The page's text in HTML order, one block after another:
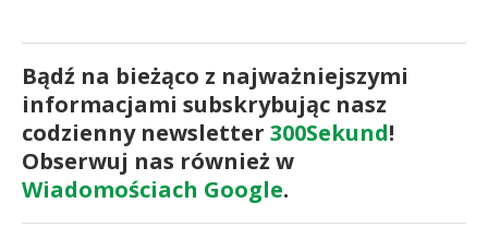
Bądź na bieżąco z najważniejszymi
informacjami subskrybując nasz
codzienny newsletter 300Sekund!
Obserwuj nas również w
Wiadomościach Google.